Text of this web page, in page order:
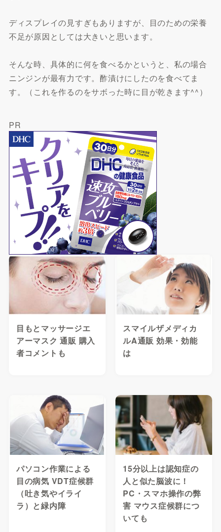
ディスプレイの見すぎもありますが、目のための栄養
不足が原因としては大きいと思います。
そんな時、具体的に何を食べるかというと、私の場合
ニンジンが最有力です。酢漬けにしたのを食べてま
す。（これを作るのをサボった時に目が乾きます^^）
PR
目もとマッサージエ
アーマスク 通販 購入
者コメントも
スマイルザメディカ
ルA通販 効果・効能
は
パソコン作業による
目の病気 VDT症候群
（吐き気やイライ
ラ）と緑内障
15分以上は認知症の
人と似た脳波に！
PC・スマホ操作の弊
害 マウス症候群につ
いても